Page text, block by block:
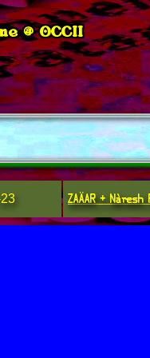
@ OCCII
ZAÄAR +